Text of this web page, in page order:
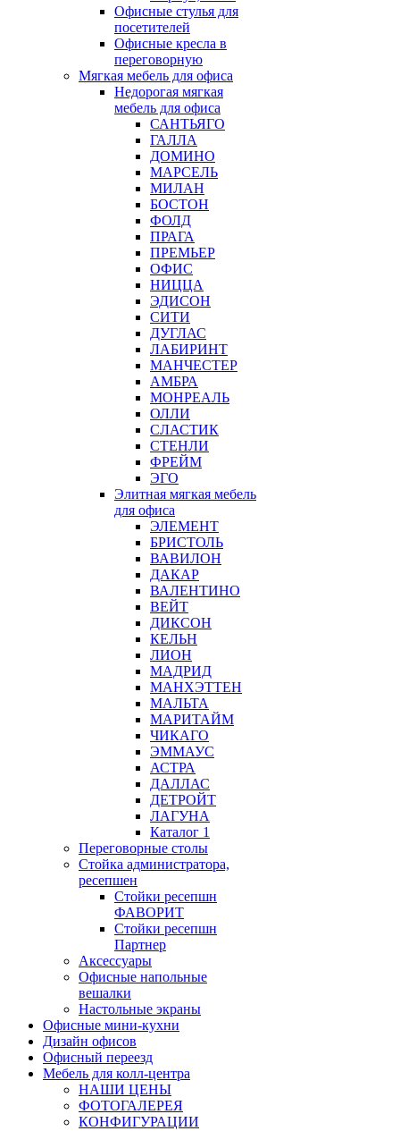
Офисные стулья для
посетителей
Офисные кресла в
переговорную
Мягкая мебель для офиса
Недорогая мягкая
мебель для офиса
САНТЬЯГО
ГАЛЛА
ДОМИНО
МАРСЕЛЬ
МИЛАН
БОСТОН
ФОЛД
ПРАГА
ПРЕМЬЕР
ОФИС
НИЦЦА
ЭДИСОН
СИТИ
ДУГЛАС
ЛАБИРИНТ
МАНЧЕСТЕР
АМБРА
МОНРЕАЛЬ
ОЛЛИ
СЛАСТИК
СТЕНЛИ
ФРЕЙМ
ЭГО
Элитная мягкая мебель
для офиса
ЭЛЕМЕНТ
БРИСТОЛЬ
ВАВИЛОН
ДАКАР
ВАЛЕНТИНО
ВЕЙТ
ДИКСОН
КЕЛЬН
ЛИОН
МАДРИД
МАНХЭТТЕН
МАЛЬТА
МАРИТАЙМ
ЧИКАГО
ЭММАУС
АСТРА
ДАЛЛАС
ДЕТРОЙТ
ЛАГУНА
Каталог 1
Переговорные столы
Стойка администратора,
ресепшен
Стойки ресепшн
ФАВОРИТ
Стойки ресепшн
Партнер
Аксессуары
Офисные напольные
вешалки
Настольные экраны
Офисные мини-кухни
Дизайн офисов
Офисный переезд
Мебель для колл-центра
НАШИ ЦЕНЫ
ФОТОГАЛЕРЕЯ
КОНФИГУРАЦИИ